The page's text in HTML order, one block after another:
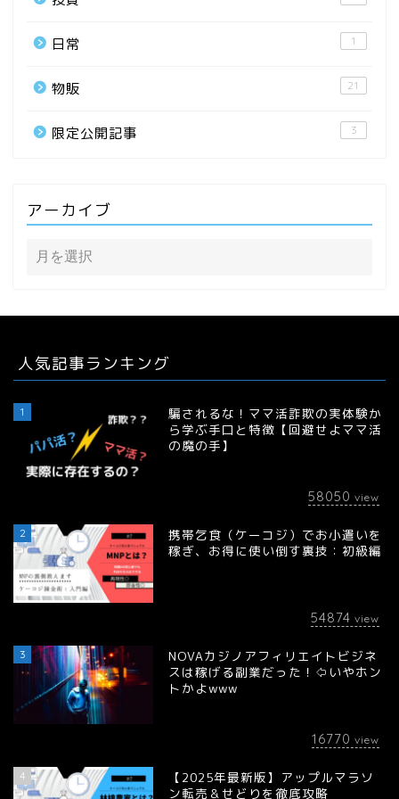
日常 1
物販 21
限定公開記事 3
アーカイブ
人気記事ランキング
1
騙されるな！ママ活詐欺の実体験か
ら学ぶ手口と特徴【回避せよママ活
の魔の手】
58050 view
2
携帯乞食（ケーコジ）でお小遣いを
稼ぎ、お得に使い倒す裏技：初級編
54874 view
3
NOVAカジノアフィリエイトビジネ
スは稼げる副業だった！⇦いやホン
トかよwww
16770 view
4
【2025年最新版】アップルマラソ
ン転売＆せどりを徹底攻略